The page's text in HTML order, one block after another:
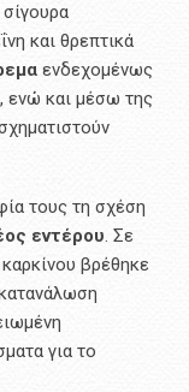
και θρεπτικά
ενδεχομένως
ενώ και μέσω της
τους τη σχέση
εντέρου. Σε
βρέθηκε
για το